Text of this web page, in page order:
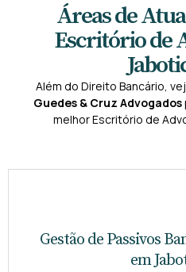
Áreas de
Escritório de
Além do Direito Bancário,
Guedes & Cruz Advogados
melhor Escritório de
Gestão de Passivos
em